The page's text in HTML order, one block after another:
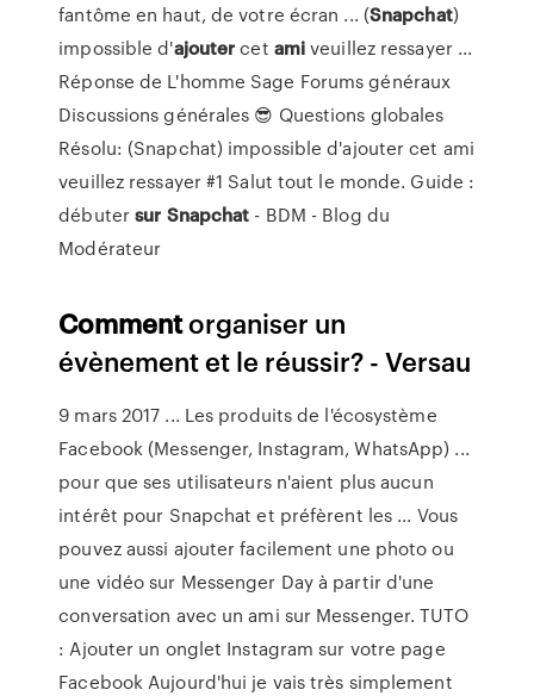
fantôme en haut, de votre écran ... (Snapchat)
impossible d'ajoutercet amiveuillez ressayer ...
Réponse de L'homme Sage Forums généraux
Discussions générales 😎 Questions globales
Résolu: (Snapchat) impossible d'ajouter cet ami
veuillez ressayer #1 Salut tout le monde. Guide :
débutersur Snapchat - BDM - Blog du
Modérateur
Commentorganiser un
évènement et le réussir? - Versau
9 mars 2017 ... Les produits de l'écosystème
Facebook (Messenger, Instagram, WhatsApp) ...
pour que ses utilisateurs n'aient plus aucun
intérêt pour Snapchat et préfèrent les ... Vous
pouvez aussi ajouter facilement une photo ou
une vidéo sur Messenger Day à partir d'une
conversation avec un ami sur Messenger. TUTO
: Ajouter un onglet Instagram sur votre page
Facebook Aujourd'hui je vais très simplement